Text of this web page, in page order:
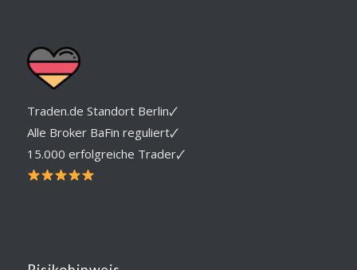
Traden.de Standort Berlin🗸
Alle Broker BaFin reguliert🗸
15.000 erfolgreiche Trader🗸